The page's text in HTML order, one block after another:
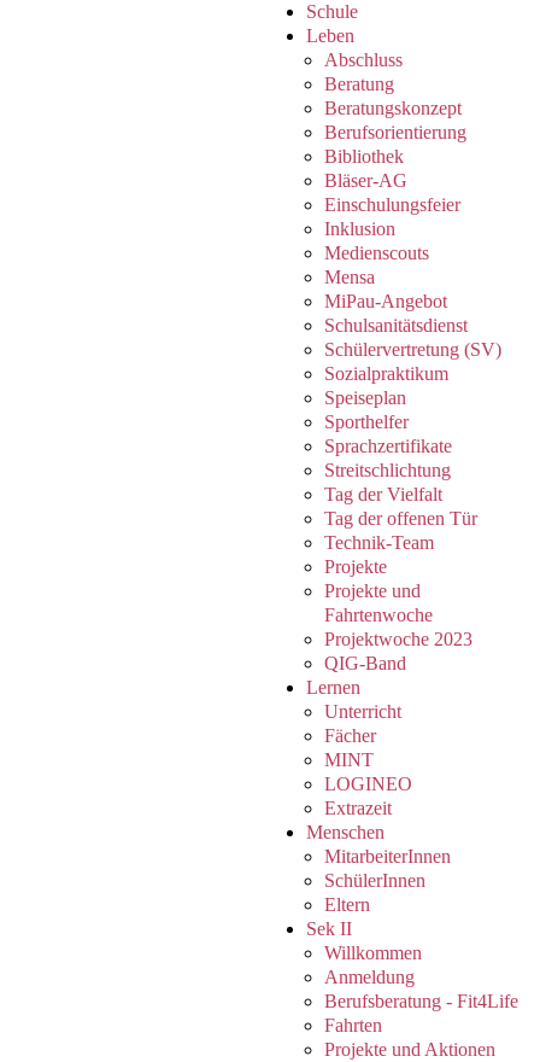
Schule
Leben
Abschluss
Beratung
Beratungskonzept
Berufsorientierung
Bibliothek
Bläser-AG
Einschulungsfeier
Inklusion
Medienscouts
Mensa
MiPau-Angebot
Schulsanitätsdienst
Schülervertretung (SV)
Sozialpraktikum
Speiseplan
Sporthelfer
Sprachzertifikate
Streitschlichtung
Tag der Vielfalt
Tag der offenen Tür
Technik-Team
Projekte
Projekte und
Fahrtenwoche
Projektwoche 2023
QIG-Band
Lernen
Unterricht
Fächer
MINT
LOGINEO
Extrazeit
Menschen
MitarbeiterInnen
SchülerInnen
Eltern
Sek II
Willkommen
Anmeldung
Berufsberatung - Fit4Life
Fahrten
Projekte und Aktionen